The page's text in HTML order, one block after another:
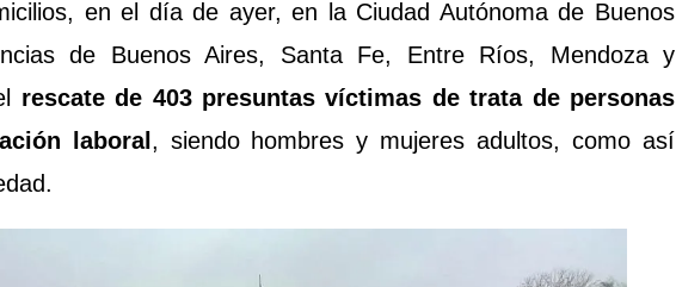
en el día de ayer, en la Ciudad Autónoma de Buenos
de Buenos Aires, Santa Fe, Entre Ríos, Mendoza y
rescate de 403 presuntas víctimas de trata de personas
laboral, siendo hombres y mujeres adultos, como así